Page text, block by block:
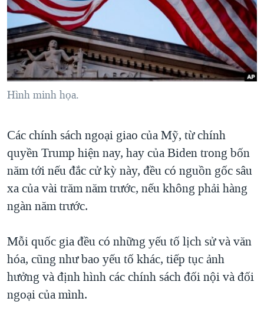
"Tìm"NGƯỜI VIỆT HẢI NGOẠI
ĐỜI SỐNG
KINH TẾ
KHOA HỌC
SỨC KHOẺ
THỂ THAO
TẠI
HÀNH TRÌNH BẦU CỬ 2024
MỘT NĂM CHIẾN TRANH TẠI DẢI GAZA
GIẢI MÃ VÀNH ĐAI & CON ĐƯỜNG
GROUND ZERO – XƯA VÀ NAY
CHI PHÍ CHIẾN TRANH AFGHANISTAN
CÁC GIÁ TRỊ CỘNG HÒA Ở VIỆT NAM
THƯỢNG ĐỈNH TRUMP-KIM TẠI VIỆT NAM
NGƯ DÂN VIỆT VÀ LÀN SÓNG TRỘM HẢI SÂM
BÊN KIA QUỐC LỘ: TIẾNG VỌNG TỪ NÔNG THÔN MỸ
QUAN HỆ VIỆT MỸ
VIDEO
NGHE
MẠNG XÃ HỘI
Hình minh họa.
Các chính sách ngoại giao của Mỹ, từ chính
quyền Trump hiện nay, hay của Biden trong bốn
năm tới nếu đắc cử kỳ này, đều có nguồn gốc sâu
xa của vài trăm năm trước, nếu không phải hàng
ngàn năm trước.
Mỗi quốc gia đều có những yếu tố lịch sử và văn
hóa, cũng như bao yếu tố khác, tiếp tục ảnh
hưởng và định hình các chính sách đối nội và đối
ngoại của mình.